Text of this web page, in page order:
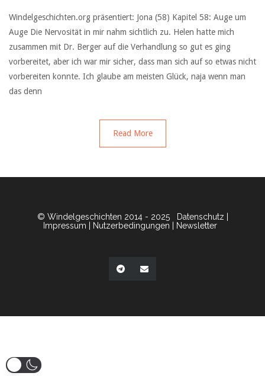
Windelgeschichten.org präsentiert: Jona (58) Kapitel 58: Auge um
Auge Die Nervosität in mir nahm sichtlich zu. Helen hatte mich
zusammen mit Dr. Berger auf die Verhandlung so gut es ging
vorbereitet, aber ich war mir sicher, dass man sich auf so etwas nicht
vorbereiten konnte. Ich glaube am meisten Glück, naja wenn man
das denn
Read More
© Windelgeschichten 2014 - 2025 Datenschutz
Impressum
Nutzerbedingungen Newsletter